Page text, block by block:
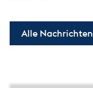
Alle Nachrichten